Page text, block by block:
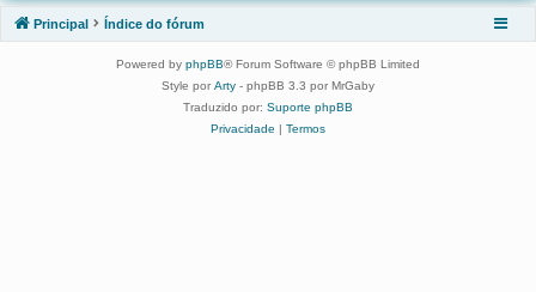
r
Principal Índice do fórum
Powered by phpBB® Forum Software © phpBB Limited
Style por Arty - phpBB 3.3 por MrGaby
Traduzido por: Suporte phpBB
Privacidade | Termos